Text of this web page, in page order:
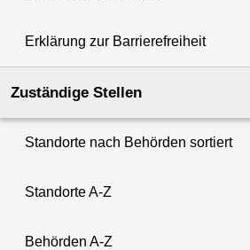
Erklärung zur Barrierefreiheit
Zuständige Stellen
Standorte nach Behörden sortiert
Standorte A-Z
Behörden A-Z